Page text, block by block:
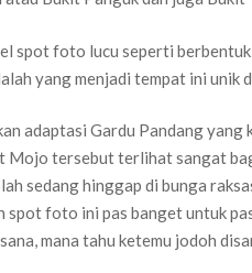
spot foto lucu seperti
yang menjadi tempat ini unik
adaptasi Gardu Pandang
Mojo tersebut terlihat sangat
sedang hinggap di bunga
foto ini pas banget untuk
mana tahu ketemu jodoh